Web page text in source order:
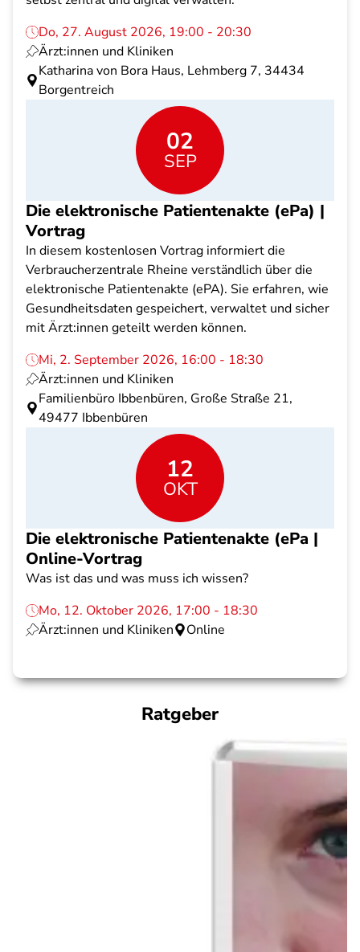
Do, 27. August 2026, 19:00 - 20:30
Ärzt:innen und Kliniken
Katharina von Bora Haus, Lehmberg 7, 34434
Borgentreich
02
SEP
Die elektronische Patientenakte (ePa) |
Vortrag
In diesem kostenlosen Vortrag informiert die
Verbraucherzentrale Rheine verständlich über die
elektronische Patientenakte (ePA). Sie erfahren, wie
Gesundheitsdaten gespeichert, verwaltet und sicher
mit Ärzt:innen geteilt werden können.
Mi, 2. September 2026, 16:00 - 18:30
Ärzt:innen und Kliniken
Familienbüro Ibbenbüren, Große Straße 21,
49477 Ibbenbüren
12
OKT
Die elektronische Patientenakte (ePa |
Online-Vortrag
Was ist das und was muss ich wissen?
Mo, 12. Oktober 2026, 17:00 - 18:30
Ärzt:innen und Kliniken
Online
Ratgeber